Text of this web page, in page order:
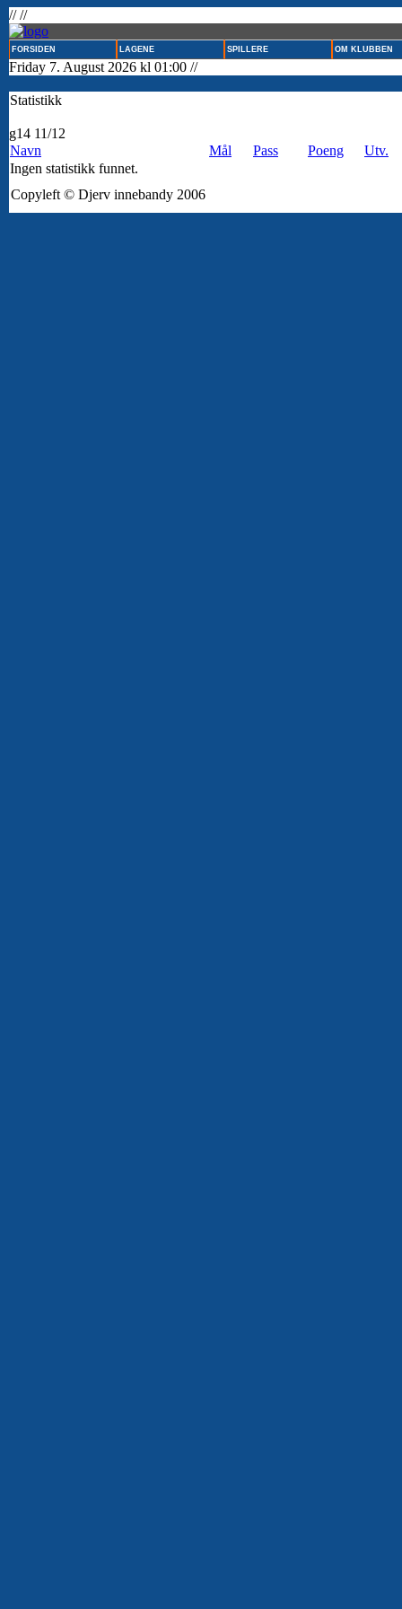
// //
FORSIDEN LAGENE SPILLERE OM KLUBBEN
Friday 7. August 2026 kl 01:00 //
Statistikk
g14 11/12
Navn
Mål Pass Poeng
Utv.
Ingen statistikk funnet.
Copyleft © Djerv innebandy 2006